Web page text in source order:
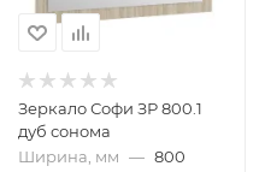
Зеркало Софи ЗР 800.1
дуб сонома
Ширина, мм — 800